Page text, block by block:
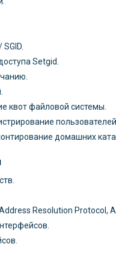
Setgid.
квот файловой системы.
домашних
Resolution Protocol,